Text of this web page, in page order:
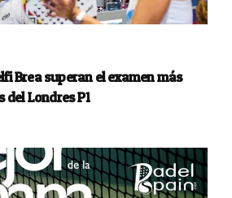
Brea superan el examen más
Londres P1